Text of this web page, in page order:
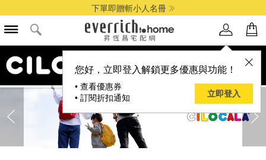
下單即贈斬小人名冊
您好，立即登入解鎖更多優惠與功能！
• 查看優惠券
• 訂閱折扣通知
立即登入